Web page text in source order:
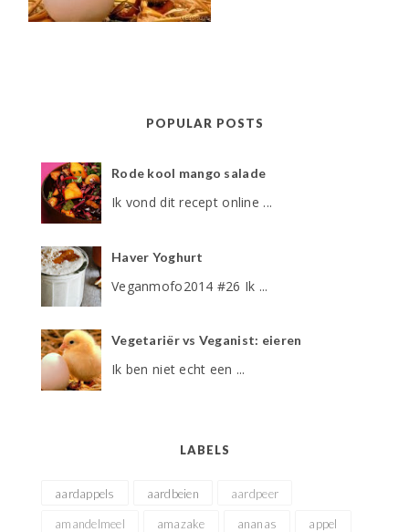
POPULAR POSTS
Rode kool mango salade
Ik vond dit recept online ...
Haver Yoghurt
Veganmofo2014 #26 Ik ...
Vegetariër vs Veganist: eieren
Ik ben niet echt een ...
LABELS
aardappels aardbeien aardpeer
amandelmeel amazake ananas appel